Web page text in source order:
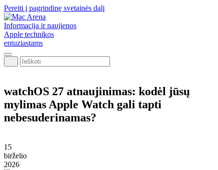
Pereiti į pagrindinę svetainės dalį
Informacija ir naujienos
Apple technikos
entuziastams
Ieškoti
watchOS 27 atnaujinimas: kodėl jūsų
mylimas Apple Watch gali tapti
nebesuderinamas?
15
birželio
2026